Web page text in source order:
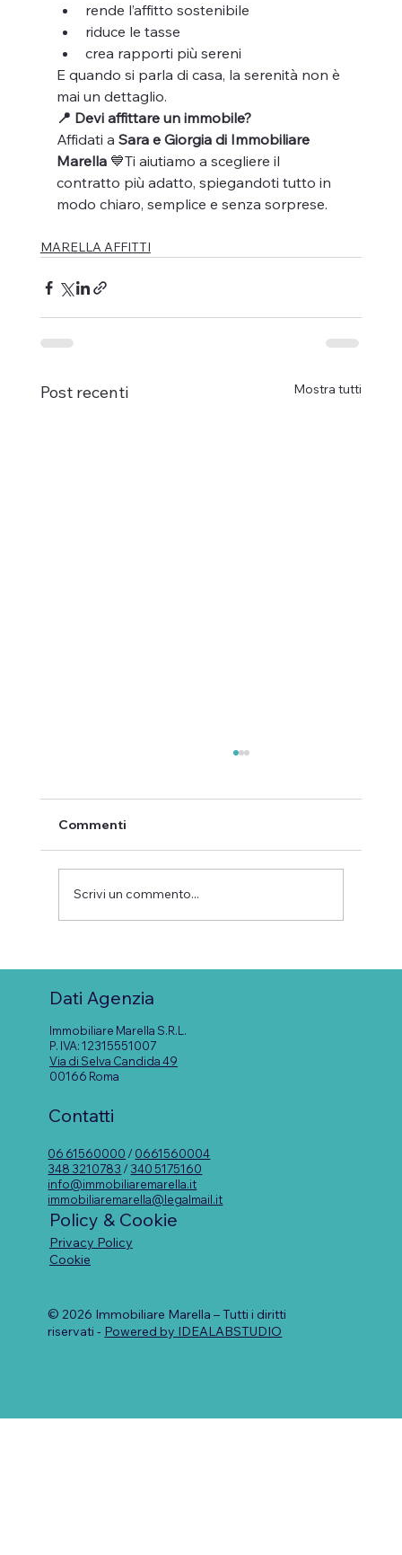
rende l’affitto sostenibile
riduce le tasse
crea rapporti più sereni
E quando si parla di casa, la serenità non è
mai un dettaglio.
📍 Devi affittare un immobile?
Affidati a Sara e Giorgia di Immobiliare
Marella 💙Ti aiutiamo a scegliere il
contratto più adatto, spiegandoti tutto in
modo chiaro, semplice e senza sorprese.
MARELLA AFFITTI
Post recenti Mostra tutti
conoscere prima di firmare
Commenti
Scrivi un commento...
Dati Agenzia
Immobiliare Marella S.R.L.
P. IVA: 12315551007
Via di Selva Candida 49
00166 Roma
Contatti
06 61560000 /0661560004
348 3210783 /340 5175160
info@immobiliaremarella.it
immobiliaremarella@legalmail.it
Policy & Cookie
Privacy Policy
Cookie
© 2026 Immobiliare Marella – Tutti i diritti
riservati - Powered by IDEALABSTUDIO